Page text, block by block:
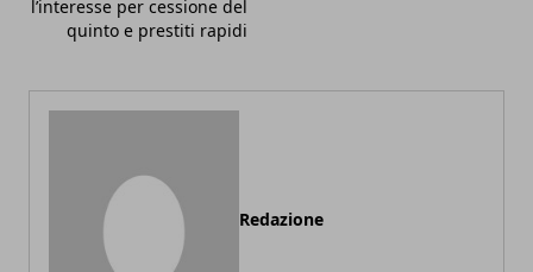
l’interesse per cessione del
quinto e prestiti rapidi
Redazione